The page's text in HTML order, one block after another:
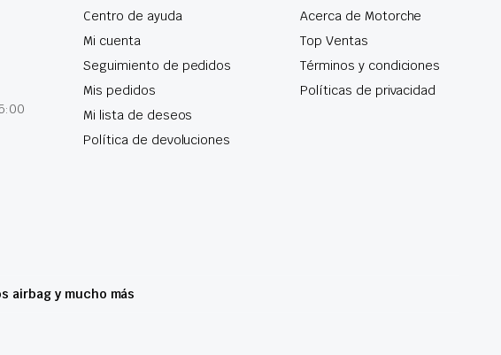
Centro de ayuda
Mi cuenta
Seguimiento de pedidos
Mis pedidos
Mi lista de deseos
Política de devoluciones
Acerca de Motorche
Top Ventas
Términos y condiciones
Políticas de privacidad
airbag y mucho más